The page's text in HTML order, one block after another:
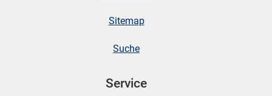
Sitemap
Suche
Service